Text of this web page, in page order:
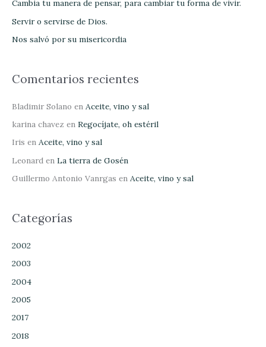
o
r
:
Cambia tu manera de pensar, para cambiar tu forma de vivir.
Servir o servirse de Dios.
Nos salvó por su misericordia
Comentarios recientes
Bladimir Solano en Aceite, vino y sal
karina chavez en Regocíjate, oh estéril
Iris en Aceite, vino y sal
Leonard en La tierra de Gosén
Guillermo Antonio Vanrgas en Aceite, vino y sal
Categorías
2002
2003
2004
2005
2017
2018